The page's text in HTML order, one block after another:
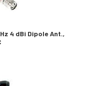
4 dBi Dipole Ant.,